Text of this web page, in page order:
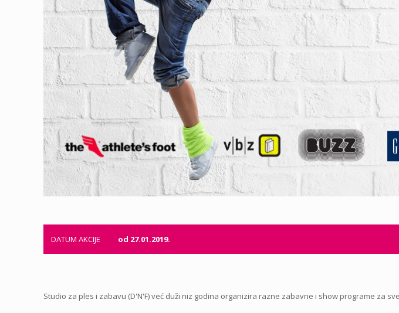
DATUM AKCIJE od 27.01.2019.
Studio za ples i zabavu (D'N'F) već duži niz godina organizira razne zabavne i show programe za